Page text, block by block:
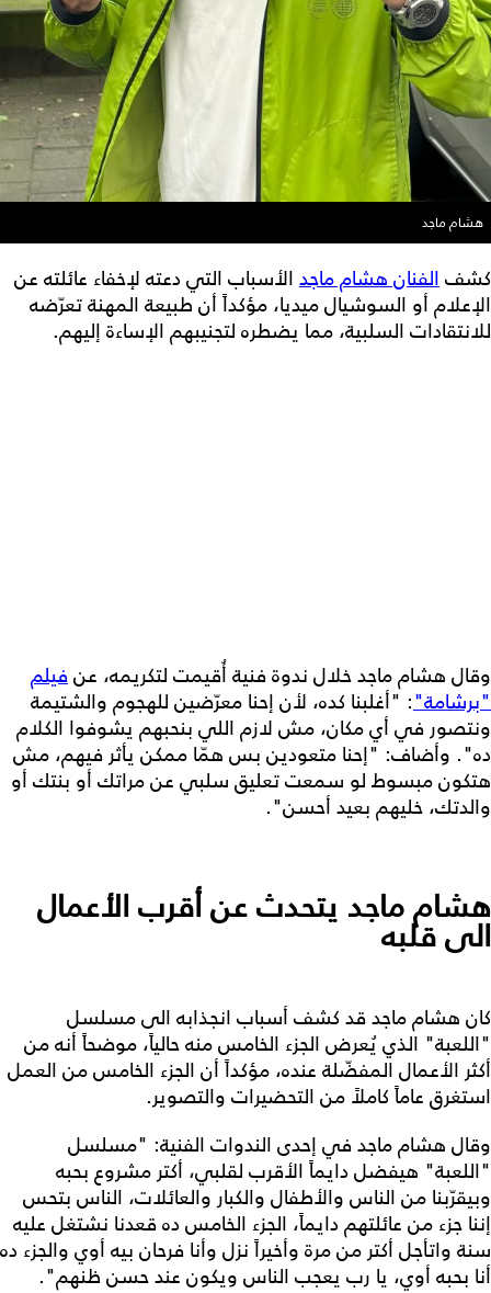
هشام ماجد
كشفالفنان هشام ماجد الأسباب التي دعته لإخفاء عائلته عن
الإعلام أو السوشيال ميديا، مؤكداً أن طبيعة المهنة تعرّضه
للانتقادات السلبية، مما يضطره لتجنيبهم الإساءة إليهم.
وقال هشام ماجد خلال ندوة فنية أُقيمت لتكريمه، عنفيلم
"برشامة": "أغلبنا كده، لأن إحنا معرّضين للهجوم والشتيمة
ونتصور في أي مكان، مش لازم اللي بنحبهم يشوفوا الكلام
ده". وأضاف: "إحنا متعودين بس همّا ممكن يأثر فيهم، مش
هتكون مبسوط لو سمعت تعليق سلبي عن مراتك أو بنتك أو
والدتك، خليهم بعيد أحسن".
هشام ماجد يتحدث عن أقرب الأعمال
الى قلبه
كان هشام ماجد قد كشف أسباب انجذابه الى مسلسل
"اللعبة" الذي يُعرض الجزء الخامس منه حالياً، موضحاً أنه من
أكثر الأعمال المفضّلة عنده، مؤكداً أن الجزء الخامس من العمل
استغرق عاماً كاملاً من التحضيرات والتصوير.
وقال هشام ماجد في إحدى الندوات الفنية: "مسلسل
"اللعبة" هيفضل دايماً الأقرب لقلبي، أكتر مشروع بحبه
وبيقرّبنا من الناس والأطفال والكبار والعائلات، الناس بتحس
إننا جزء من عائلتهم دايماً، الجزء الخامس ده قعدنا نشتغل عليه
سنة واتأجل أكتر من مرة وأخيراً نزل وأنا فرحان بيه أوي والجزء ده
أنا بحبه أوي، يا رب يعجب الناس ويكون عند حسن ظنهم".